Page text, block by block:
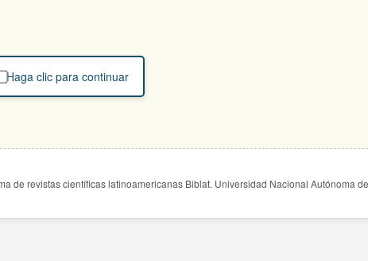
Haga clic para continuar
de revistas científicas latinoamericanas Biblat. Universidad Nacional Autónoma